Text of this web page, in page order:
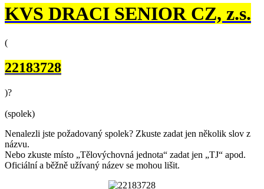
KVS DRACI SENIOR CZ, z.s.
(
22183728
)?
(spolek)
Nenalezli jste požadovaný spolek? Zkuste zadat jen několik slov z
názvu.
Nebo zkuste místo „Tělovýchovná jednota“ zadat jen „TJ“ apod.
Oficiální a běžně užívaný název se mohou lišit.